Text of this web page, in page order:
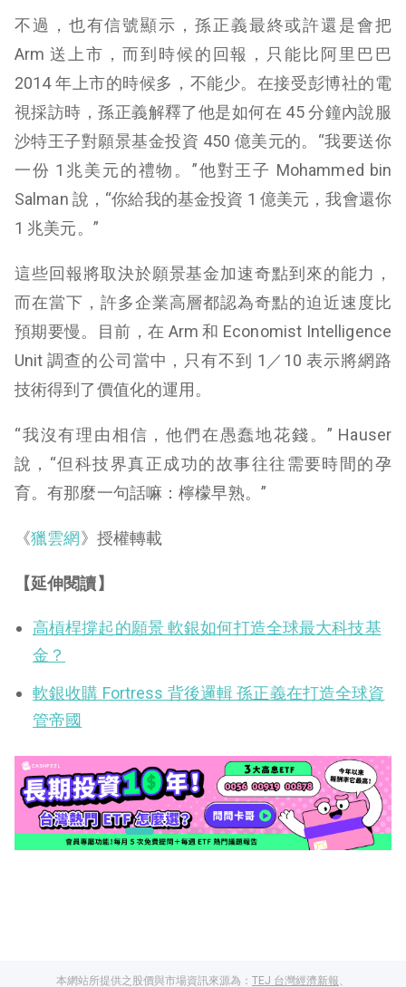
不過，也有信號顯示，孫正義最終或許還是會把
Arm 送上市，而到時候的回報，只能比阿里巴巴
2014 年上市的時候多，不能少。在接受彭博社的電
視採訪時，孫正義解釋了他是如何在 45 分鐘內說服
沙特王子對願景基金投資 450 億美元的。“我要送你
一份 1兆美元的禮物。”他對王子 Mohammed bin
Salman 說，“你給我的基金投資 1 億美元，我會還你
1 兆美元。”
這些回報將取決於願景基金加速奇點到來的能力，
而在當下，許多企業高層都認為奇點的迫近速度比
預期要慢。目前，在 Arm 和 Economist Intelligence
Unit 調查的公司當中，只有不到 1 ／ 10 表示將網路
技術得到了價值化的運用。
“我沒有理由相信，他們在愚蠢地花錢。” Hauser
說，“但科技界真正成功的故事往往需要時間的孕
育。有那麼一句話嘛：檸檬早熟。”
《獵雲網》授權轉載
【延伸閱讀】
高槓桿撐起的願景 軟銀如何打造全球最大科技基
金？
軟銀收購 Fortress 背後邏輯 孫正義在打造全球資
管帝國
本網站所提供之股價與市場資訊來源為： TEJ 台灣經濟新報、